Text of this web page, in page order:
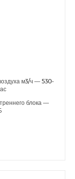
м3/ч — 530-
блока —